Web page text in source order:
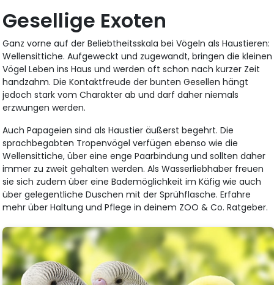
Gesellige Exoten
Ganz vorne auf der Beliebtheitsskala bei Vögeln als Haustieren:
Wellensittiche. Aufgeweckt und zugewandt, bringen die kleinen
Vögel Leben ins Haus und werden oft schon nach kurzer Zeit
handzahm. Die Kontaktfreude der bunten Gesellen hängt
jedoch stark vom Charakter ab und darf daher niemals
erzwungen werden.
Auch Papageien sind als Haustier äußerst begehrt. Die
sprachbegabten Tropenvögel verfügen ebenso wie die
Wellensittiche, über eine enge Paarbindung und sollten daher
immer zu zweit gehalten werden. Als Wasserliebhaber freuen
sie sich zudem über eine Bademöglichkeit im Käfig wie auch
über gelegentliche Duschen mit der Sprühflasche. Erfahre
mehr über Haltung und Pflege in deinem ZOO & Co. Ratgeber.